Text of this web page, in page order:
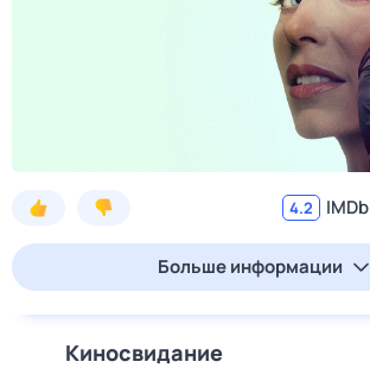
4.2 IMDb
Больше информации
Киносвидание